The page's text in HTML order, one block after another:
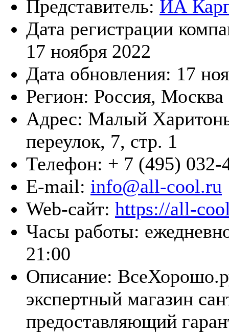
Представитель: ИА
Дата регистрации
17 ноября 2022
Дата обновления: 17
Регион: Россия, Москва
Адрес: Малый
переулок, 7, стр. 1
Телефон: + 7 (495) 032-
E-mail: info@all-cool.ru
Web-сайт: https://all-
Часы работы:
21:00
Описание:
экспертный магазин
предоставляющий